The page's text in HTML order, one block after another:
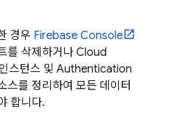
경우 Firebase Console
를 삭제하거나 Cloud
스턴스 및 Authentication
스를 정리하여 모든 데이터
합니다.